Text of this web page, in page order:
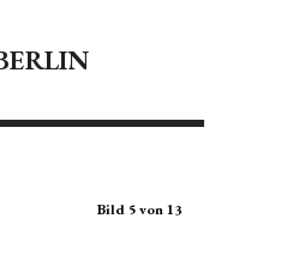
Bild 5 von 13